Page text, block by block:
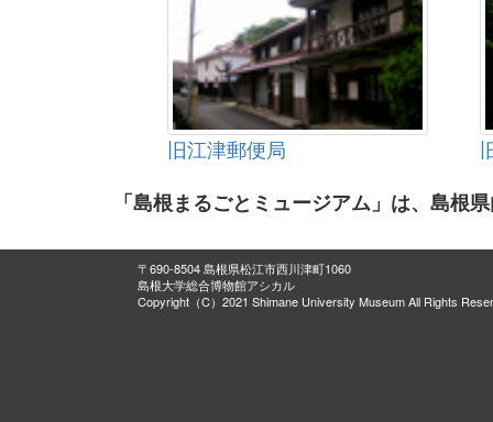
旧江津郵便局
「島根まるごとミュージアム」は、島根
〒690-8504 島根県松江市西川津町1060
島根大学総合博物館アシカル
Copyright（C）2021 Shimane University Museum All Rights